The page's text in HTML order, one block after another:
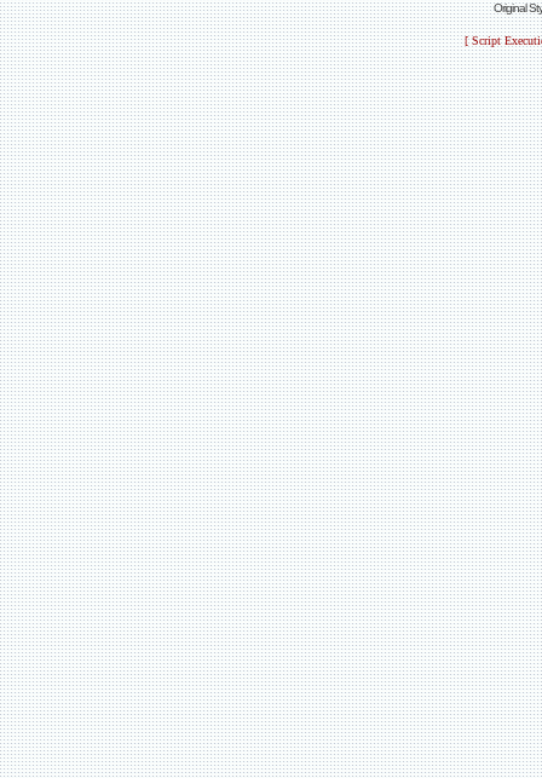
Original
[ Script